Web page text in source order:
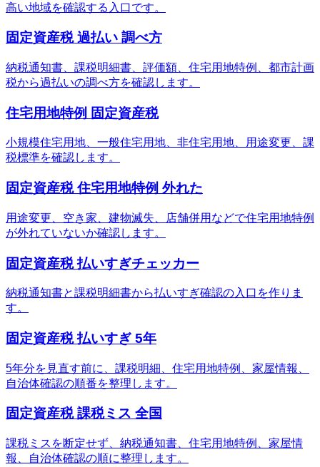
高い地域を確認する入口です。
固定資産税 過払い 調べ方
納税通知書、課税明細書、評価額、住宅用地特例、都市計画
税から過払いの調べ方を確認します。
住宅用地特例 固定資産税
小規模住宅用地、一般住宅用地、非住宅用地、用途変更、課
税標準を確認します。
固定資産税 住宅用地特例 外れた
用途変更、空き家、建物滅失、店舗併用などで住宅用地特例
が外れていないか確認します。
固定資産税 払いすぎチェッカー
納税通知書と課税明細書から払いすぎ確認の入口を作りま
す。
固定資産税 払いすぎ 5年
5年分を見直す前に、課税明細、住宅用地特例、家屋情報、
自治体確認の順番を整理します。
固定資産税 課税ミス 全国
課税ミスを断定せず、納税通知書、住宅用地特例、家屋情
報、自治体確認の順に整理します。